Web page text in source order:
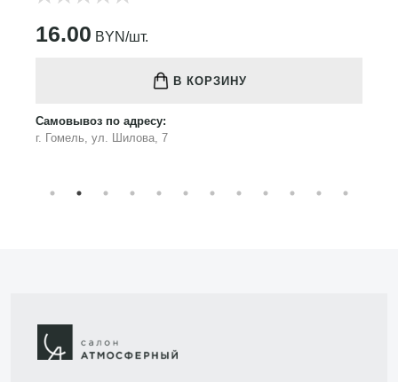
16.00 BYN/шт.
В КОРЗИНУ
Самовывоз по адресу:
г. Гомель, ул. Шилова, 7